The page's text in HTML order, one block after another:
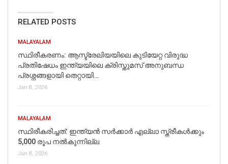
RELATED POSTS
MALAYALAM
സ്ഥിരീകരണം: ആസ്ട്രേലിയയിലെ കുടിയേറ്റ വിരുദ്ധ
പ്രതിഷേധം ഇന്ത്യയിലെ ക്രിസ്തുമസ് അനുബന്ധ
പ്രശ്നങ്ങളായി തെറ്റായി…
Jan 8, 2026
MALAYALAM
സ്ഥിരീകരിച്ചത്: ഇന്ത്യൻ സർക്കാർ എല്ലാ സ്ത്രീകൾക്കും
5,000 രൂപ നൽകുന്നില്ല
Jan 8, 2026